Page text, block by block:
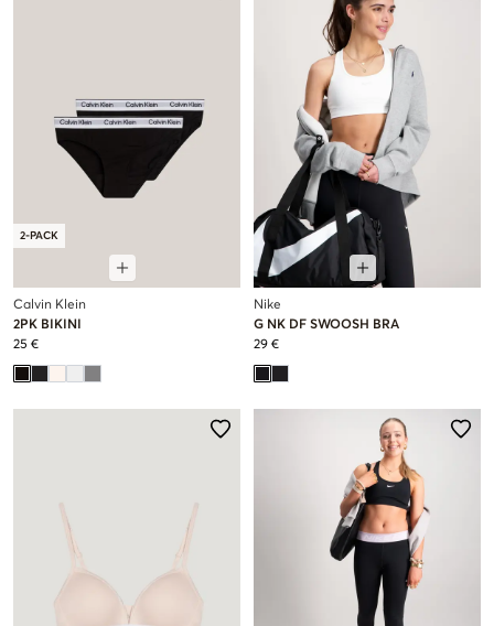
2-PACK
Calvin Klein
2PK BIKINI
25 €
Nike
G NK DF SWOOSH BRA
29 €